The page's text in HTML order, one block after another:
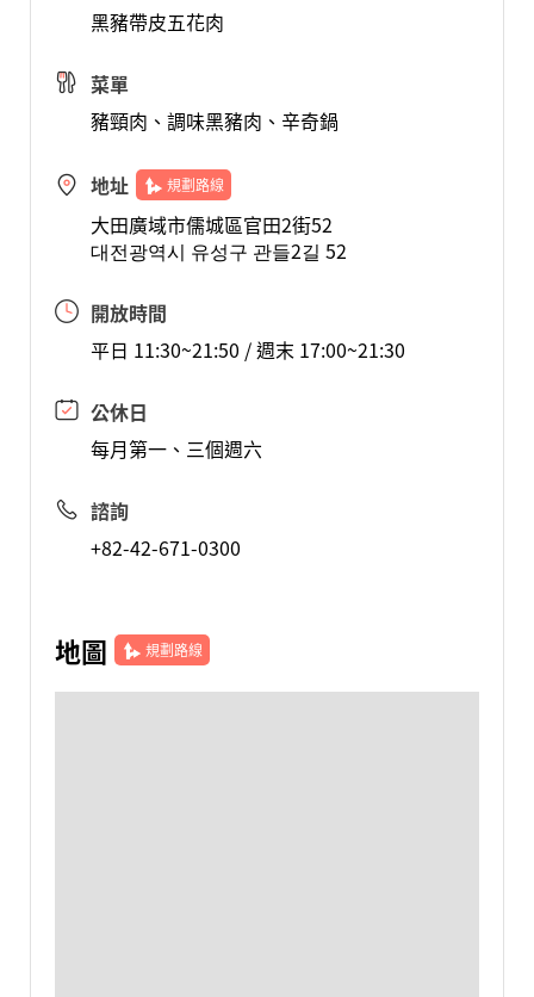
黑豬帶皮五花肉
菜單
豬頸肉、調味黑豬肉、辛奇鍋
地址 規劃路線
大田廣域市儒城區官田2街52
대전광역시 유성구 관들2길 52
開放時間
平日 11:30~21:50 / 週末 17:00~21:30
公休日
每月第一、三個週六
諮詢
+82-42-671-0300
地圖 規劃路線